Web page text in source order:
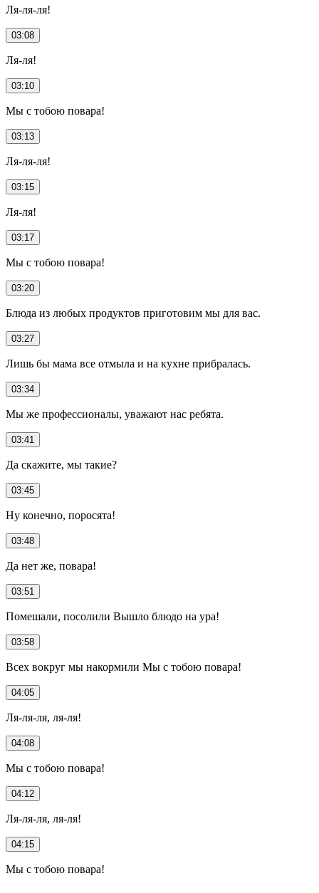
Ля-ля-ля!
03:08
Ля-ля!
03:10
Мы с тобою повара!
03:13
Ля-ля-ля!
03:15
Ля-ля!
03:17
Мы с тобою повара!
03:20
Блюда из любых продуктов приготовим мы для вас.
03:27
Лишь бы мама все отмыла и на кухне прибралась.
03:34
Мы же профессионалы, уважают нас ребята.
03:41
Да скажите, мы такие?
03:45
Ну конечно, поросята!
03:48
Да нет же, повара!
03:51
Помешали, посолили Вышло блюдо на ура!
03:58
Всех вокруг мы накормили Мы с тобою повара!
04:05
Ля-ля-ля, ля-ля!
04:08
Мы с тобою повара!
04:12
Ля-ля-ля, ля-ля!
04:15
Мы с тобою повара!